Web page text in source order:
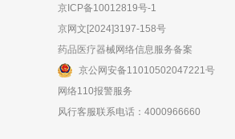
京ICP备10012819号-1
京网文[2024]3197-158号
药品医疗器械网络信息服务备案
京公网安备11010502047221号
网络110报警服务
风行客服联系电话：4000966660